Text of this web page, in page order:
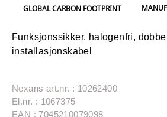
GLOBAL CARBON FOOTPRINT
Funksjonssikker, halogenfri,
installasjonskabel
Nexans art.nr. : 10262400
El.nr. : 1067375
EAN : 7045210079098